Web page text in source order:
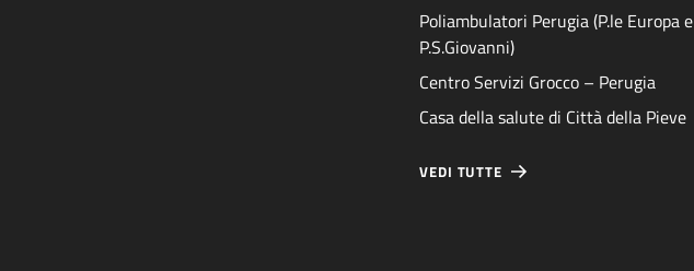
Poliambulatori Perugia (P.le Europa e
P.S.Giovanni)
Centro Servizi Grocco – Perugia
Casa della salute di Città della Pieve
VEDI TUTTE